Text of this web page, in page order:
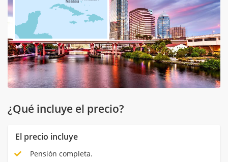
¿Qué incluye el precio?
El precio incluye
Pensión completa.